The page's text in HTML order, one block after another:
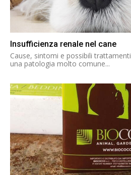
Insufficienza renale nel cane
Cause, sintomi e possibili trattamenti L’insufficienza renale è
una patologia molto comune...